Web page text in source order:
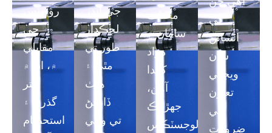
روبوٽس
جي
مقابلي
۾، ان ۾
بهتر
گذرڻ ۽
استحڪام
جي اندر
لچڪدار
طور تي
مٿي ۽
هيٺ
ڏاڪڻ
تي وڃي
مختلف
سامان ۽
مواد
کڻندا
آهن،
جهڙوڪ
لوجسٽڪس
کي
انسانن
سان
ويجهي
تعاون
جي
ضرورت